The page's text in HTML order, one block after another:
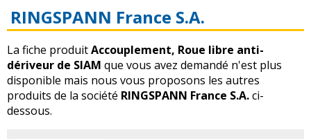
RINGSPANN France S.A.
La fiche produitAccouplement, Roue libre anti-
dériveur de SIAM que vous avez demandé n'est plus
disponible mais nous vous proposons les autres
produits de la société RINGSPANN France S.A.ci-
dessous.